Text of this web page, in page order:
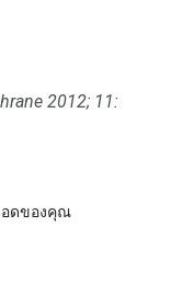
2012; 11:
อดของคุณ